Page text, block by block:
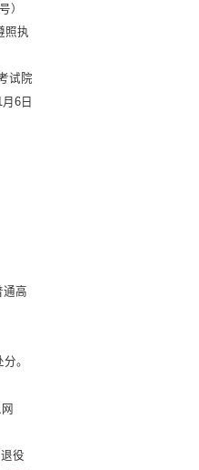
）
照执
试院
6日
通高
。
役